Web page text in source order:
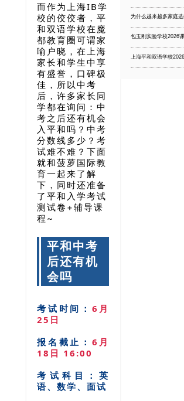
而作为上海IB学
校的佼佼者，平
和双语学校在魔
都教育圈可谓家
喻户晓，在上海
家长和学生中享
有盛誉，口碑极
佳， 所以中考
后，许多家长同
学都在询问：中
考之后还有机会
入平和吗？中考
分数线多少？考
试难不难？下面
就和菠萝国际教
育一起来了解
下，同时还准备
了平和入学考试
测试卷+辅导课
程~
平和中考
后还有机
会吗
考试时间： 6月
25日
报名截止： 6月
18日 16:00
考试科目：英
语、数学、面试